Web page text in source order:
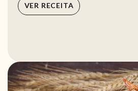
VER RECEITA